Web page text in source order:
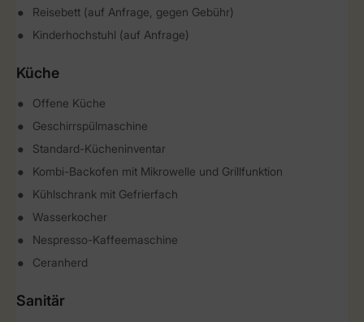
Reisebett (auf Anfrage, gegen Gebühr)
Kinderhochstuhl (auf Anfrage)
Küche
Offene Küche
Geschirrspülmaschine
Standard-Kücheninventar
Kombi-Backofen mit Mikrowelle und Grillfunktion
Kühlschrank mit Gefrierfach
Wasserkocher
Nespresso-Kaffeemaschine
Ceranherd
Sanitär